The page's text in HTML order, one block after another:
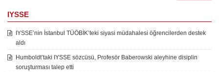
IYSSE
IYSSE’nin İstanbul TÜÖBİK’teki siyasi müdahalesi öğrencilerden destek
aldı
Humboldt’taki IYSSE sözcüsü, Profesör Baberowski aleyhine disiplin
soruşturması talep etti